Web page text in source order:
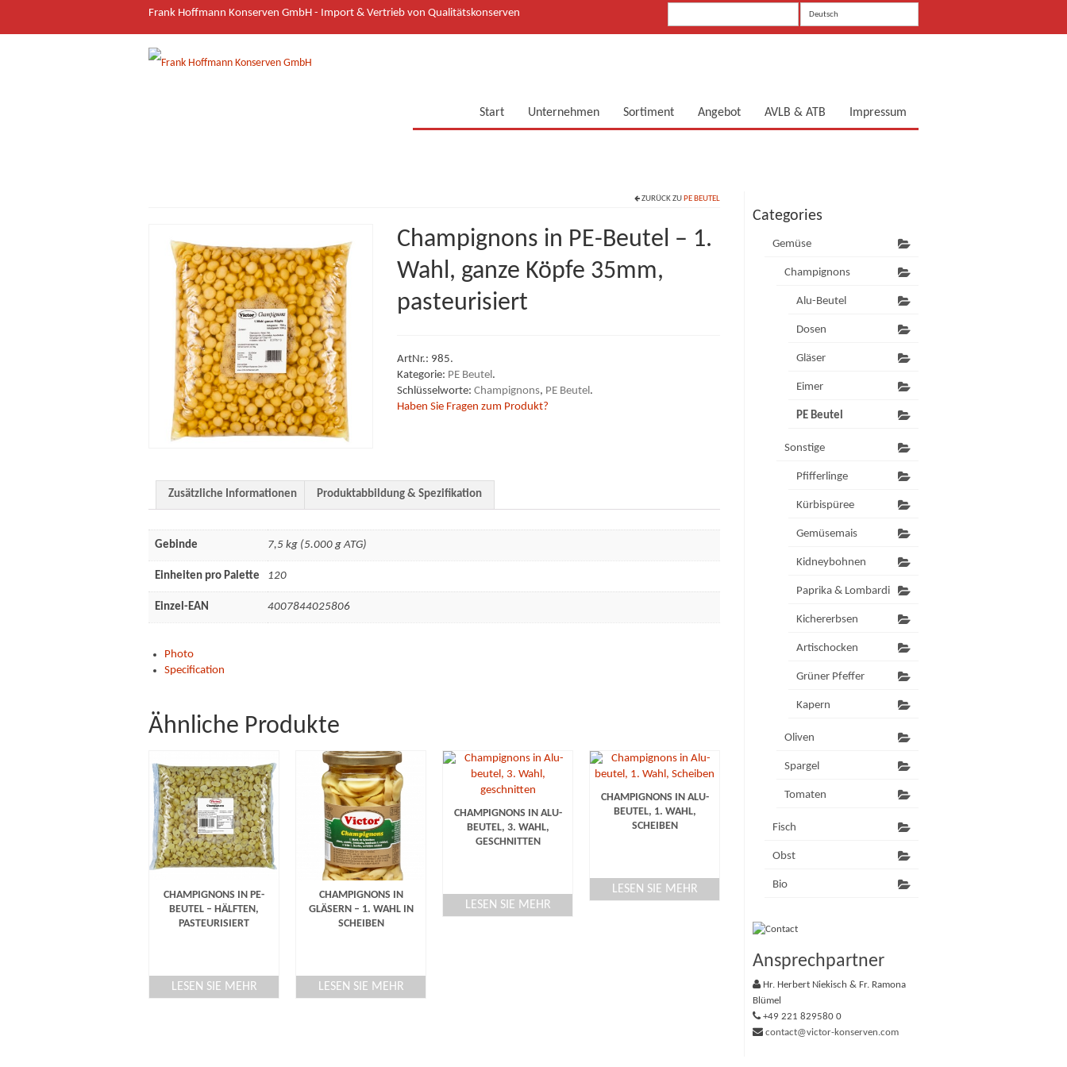
Frank Hoffmann Konserven GmbH - Import & Vertrieb von Qualitätskonserven Deutsch
Start Unternehmen Sortiment Angebot AVLB & ATB Impressum
ZURÜCK ZU PE BEUTEL
Champignons in PE-Beutel – 1.
Wahl, ganze Köpfe 35mm,
pasteurisiert
ArtNr.: 985.
Kategorie: PE Beutel.
Schlüsselworte: Champignons, PE Beutel.
Haben Sie Fragen zum Produkt?
Zusätzliche Informationen Produktabbildung & Spezifikation
Gebinde 7,5 kg (5.000 g ATG)
Einheiten pro Palette 120
Einzel-EAN 4007844025806
Photo
Specification
Ähnliche Produkte
CHAMPIGNONS IN PE-
BEUTEL – HÄLFTEN,
PASTEURISIERT
LESEN SIE MEHR
CHAMPIGNONS IN
GLÄSERN – 1. WAHL IN
SCHEIBEN
LESEN SIE MEHR
CHAMPIGNONS IN ALU-
BEUTEL, 3. WAHL,
GESCHNITTEN
LESEN SIE MEHR
CHAMPIGNONS IN ALU-
BEUTEL, 1. WAHL,
SCHEIBEN
LESEN SIE MEHR
Categories
Gemüse
Champignons
Alu-Beutel
Dosen
Gläser
Eimer
PE Beutel
Sonstige
Pfifferlinge
Kürbispüree
Gemüsemais
Kidneybohnen
Paprika & Lombardi
Kichererbsen
Artischocken
Grüner Pfeffer
Kapern
Oliven
Spargel
Tomaten
Fisch
Obst
Bio
Ansprechpartner
Hr. Herbert Niekisch & Fr. Ramona
Blümel
+49 221 829580 0
contact@victor-konserven.com